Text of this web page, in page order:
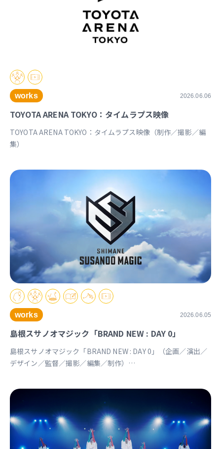
works 2026.06.06
TOYOTA ARENA TOKYO：タイムラプス映像
TOYOTA ARENA TOKYO：タイムラプス映像（制作／撮影／編
集）
works 2026.06.05
島根スサノオマジック「BRAND NEW : DAY 0」
島根スサノオマジック「BRAND NEW : DAY 0」（企画／演出／
デザイン／監督／撮影／編集／制作）